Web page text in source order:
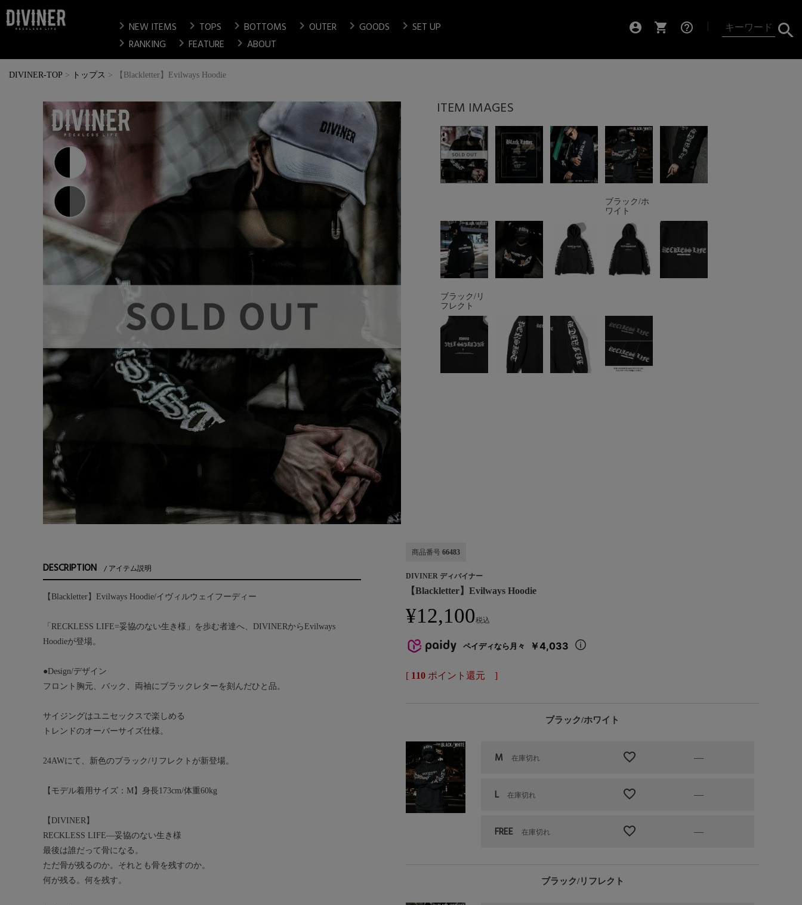
chevron_right NEW ITEMS chevron_right TOPS chevron_right BOTTOMS chevron_right OUTER chevron_right GOODS chevron_right SET UP
chevron_right RANKING chevron_right FEATURE chevron_right ABOUT
account_circle shopping_cart help_outline
DIVINER-TOP トップス 【Blackletter】Evilways Hoodie
ブラック/ホ
ワイト
ブラック/リ
フレクト
DESCRIPTION アイテム説明
【Blackletter】Evilways Hoodie/イヴィルウェイフーディー
「RECKLESS LIFE=妥協のない生き様」を歩む者達へ、DIVINERからEvilways
Hoodieが登場。
●Design/デザイン
フロント胸元、バック、両袖にブラックレターを刻んだひと品。
サイジングはユニセックスで楽しめる
トレンドのオーバーサイズ仕様。
24AWにて、新色のブラック/リフレクトが新登場。
【モデル着用サイズ：M】身長173cm/体重60kg
【DIVINER】
RECKLESS LIFE―妥協のない生き様
最後は誰だって骨になる。
ただ骨が残るのか。それとも骨を残すのか。
何が残る。何を残す。
商品番号 66483
DIVINER ディバイナー
【Blackletter】Evilways Hoodie
¥12,100税込
ペイディなら月々 ￥4,033
[ 110 ポイント還元 ]
ブラック/ホワイト
M 在庫切れ —
L 在庫切れ —
FREE 在庫切れ —
ブラック/リフレクト